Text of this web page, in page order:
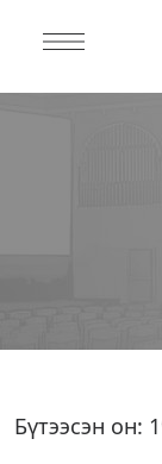
Бүтээсэн он: